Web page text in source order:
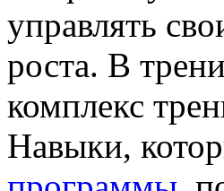
управлять
роста. В
комплекс
Навыки,